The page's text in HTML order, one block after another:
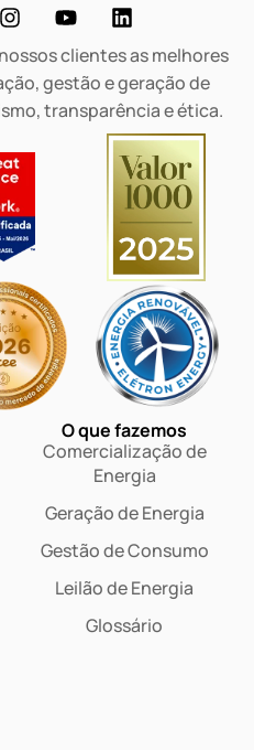
clientes as melhores
gestão e geração de
transparência e ética.
O que fazemos
Comercialização de
Energia
Geração de Energia
Gestão de Consumo
Leilão de Energia
Glossário